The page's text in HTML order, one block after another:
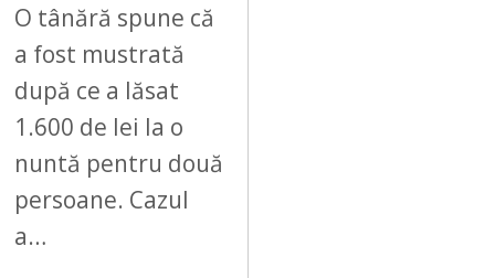
O tânără spune că
a fost mustrată
după ce a lăsat
1.600 de lei la o
nuntă pentru două
persoane. Cazul
a…